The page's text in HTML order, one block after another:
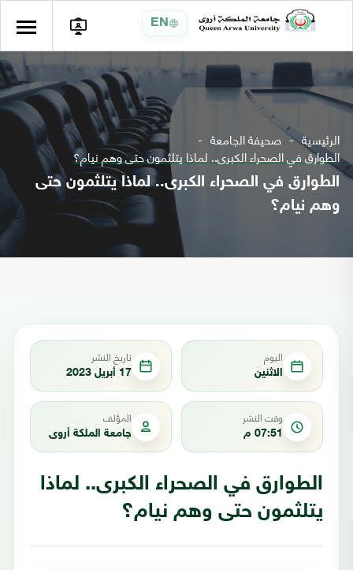
EN
الرئيسية صحيفة الجامعة
الطوارق في الصحراء الكبرى.. لماذا يتلثمون حتى وهم نيام؟
الطوارق في الصحراء الكبرى.. لماذا يتلثمون حتى
وهم نيام؟
اليوم
الاثنين
تاريخ النشر
17 أبريل 2023
وقت النشر
07:51 م
المؤلف
جامعة الملكة أروى
الطوارق في الصحراء الكبرى.. لماذا
يتلثمون حتى وهم نيام؟